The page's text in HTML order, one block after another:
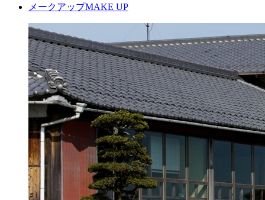
メークアップMAKE UP